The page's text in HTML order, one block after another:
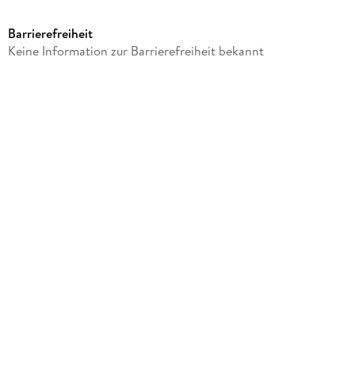
Verlag/Hersteller
Barrierefreiheit
Keine Information zur Barrierefreiheit bekannt